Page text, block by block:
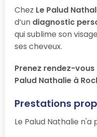
Chez Le Palud
d’un diagnostic
qui sublime son
ses cheveux.
Prenez rendez-
Palud Nathalie à
Prestations
Le Palud Nathalie n'a